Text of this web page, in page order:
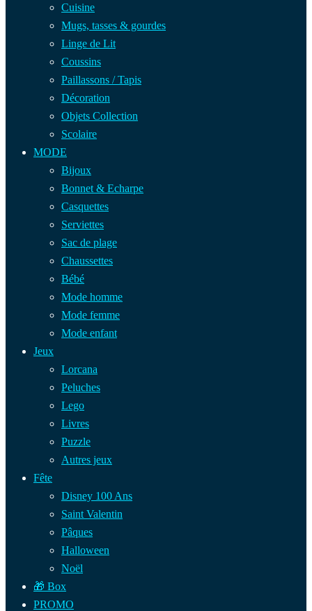
Cuisine
Mugs, tasses & gourdes
Linge de Lit
Coussins
Paillassons / Tapis
Décoration
Objets Collection
Scolaire
MODE
Bijoux
Bonnet & Echarpe
Casquettes
Serviettes
Sac de plage
Chaussettes
Bébé
Mode homme
Mode femme
Mode enfant
Jeux
Lorcana
Peluches
Lego
Livres
Puzzle
Autres jeux
Fête
Disney 100 Ans
Saint Valentin
Pâques
Halloween
Noël
🎁 Box
PROMO